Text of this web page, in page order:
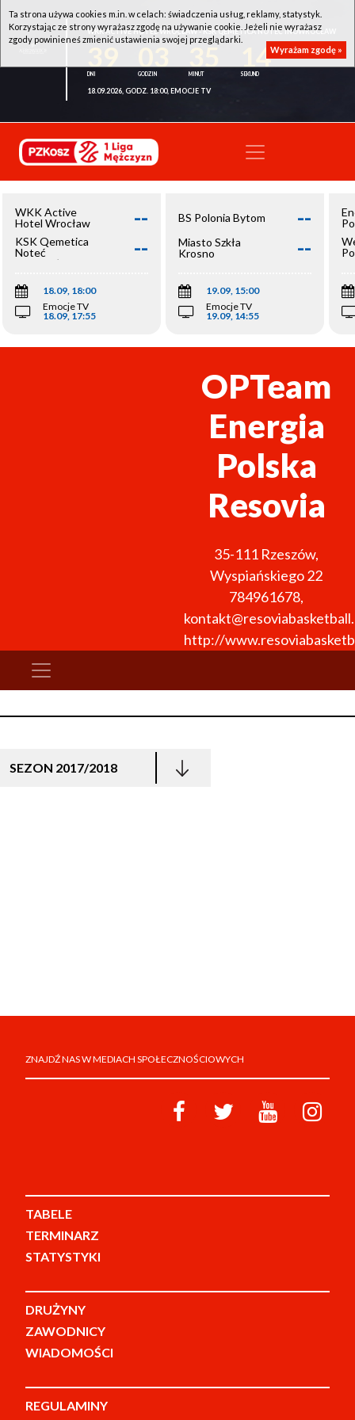
WKK ACTIVE HOTEL WROCŁAW - KSK QEMETICA NOTEĆ INOWROCŁAW
14
18.09.2026, GODZ. 18:00, EMOCJE TV
WKK Active
Hotel Wrocław
--
KSK Qemetica
Noteć
Inowrocław
--
18.09, 18:00
Emocje TV
18.09, 17:55
BS Polonia Bytom --
Miasto Szkła
Krosno
--
19.09, 15:00
Emocje TV
19.09, 14:55
OPTeam
Energia
Polska
Resovia
35-111 Rzeszów,
Wyspiańskiego 22
784961678,
http://
SEZON 2017/2018
ZNAJDŹ NAS W MEDIACH SPOŁECZNOŚCIOWYCH
TABELE
TERMINARZ
STATYSTYKI
DRUŻYNY
ZAWODNICY
WIADOMOŚCI
REGULAMINY
Ta strona używa cookies m.in. w celach: świadczenia usług, reklamy, statystyk.
Korzystając ze strony wyrażasz zgodę na używanie cookie. Jeżeli nie wyrażasz
zgody powinieneś zmienić ustawienia swojej przeglądarki.
Wyrażam zgodę »